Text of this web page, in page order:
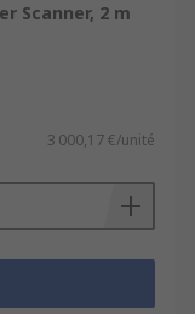
Scanner, 2 m
3 000,17 €/unité